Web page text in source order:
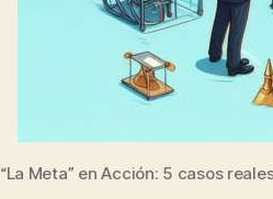
“La Meta” en Acción: 5 casos